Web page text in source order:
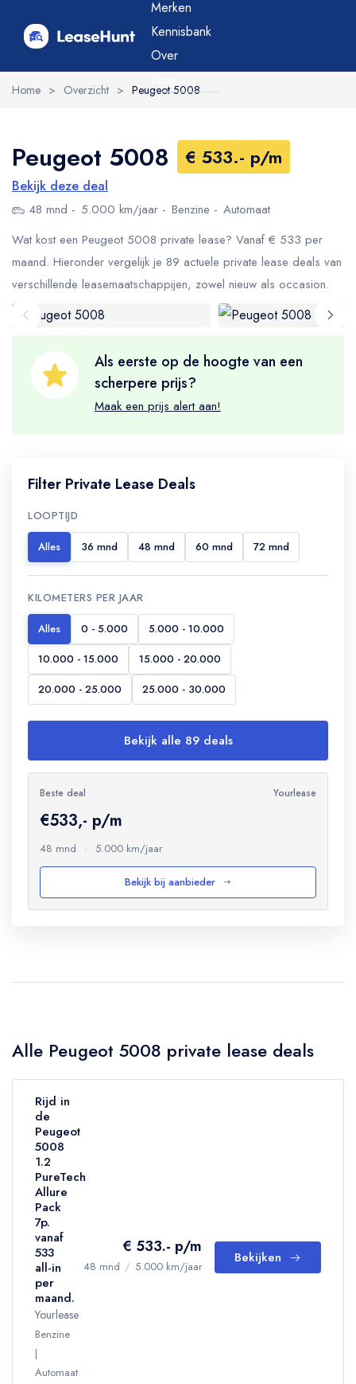
Merken
Kennisbank
Over
Home > Overzicht > Peugeot 5008
Peugeot 5008 € 533.- p/m
Bekijk deze deal
48 mnd 5.000 km/jaar Benzine
Automaat
Wat kost een Peugeot 5008 private lease? Vanaf € 533 per
maand. Hieronder vergelijk je 89 actuele private lease deals van
verschillende leasemaatschappijen, zowel nieuw als occasion.
Als eerste op de hoogte van een
scherpere prijs?
Maak een prijs alert aan!
Filter Private Lease Deals
LOOPTIJD
Alles 36 mnd 48 mnd 60 mnd 72 mnd
KILOMETERS PER JAAR
Alles 0 - 5.000
5.000 - 10.000
10.000 - 15.000
15.000 - 20.000
20.000 - 25.000
25.000 - 30.000
Bekijk alle 89 deals
Beste deal Yourlease
€533,- p/m
48 mnd · 5.000 km/jaar
Bekijk bij aanbieder
Alle Peugeot 5008 private lease deals
Rijd in
de
Peugeot
5008
1.2
PureTech
Allure
Pack
7p.
vanaf
533
all-in
per
maand.
Yourlease
Benzine
Automaat
€ 533.- p/m
48 mnd / 5.000 km/jaar
Bekijken